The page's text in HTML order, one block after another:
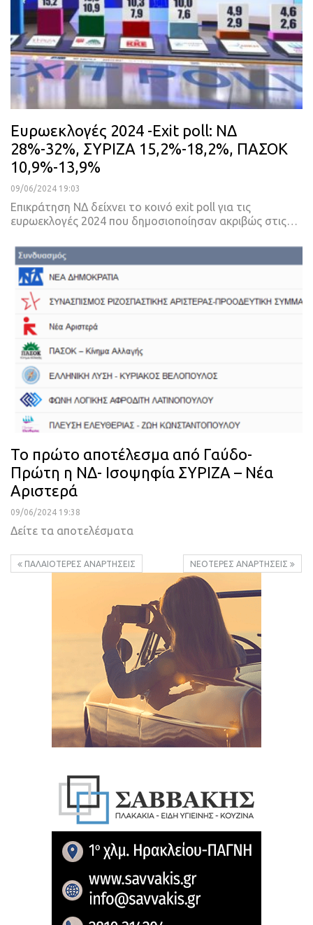
Ευρωεκλογές 2024 -Εxit poll: ΝΔ
28%-32%, ΣΥΡΙΖΑ 15,2%-18,2%, ΠΑΣΟΚ
10,9%-13,9%
09/06/2024 19:03
Επικράτηση ΝΔ δείχνει το κοινό exit poll για τις
ευρωεκλογές 2024 που δημοσιοποίησαν ακριβώς στις…
Το πρώτο αποτέλεσμα από Γαύδο-
Πρώτη η ΝΔ- Ισοψηφία ΣΥΡΙΖΑ – Νέα
Αριστερά
09/06/2024 19:38
Δείτε τα αποτελέσματα
ΠΑΛΑΙΌΤΕΡΕΣ ΑΝΑΡΤΉΣΕΙΣ ΝΕΌΤΕΡΕΣ ΑΝΑΡΤΉΣΕΙΣ